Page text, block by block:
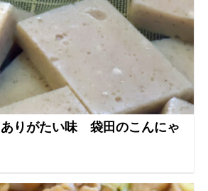
りがたい味 袋田のこんにゃ